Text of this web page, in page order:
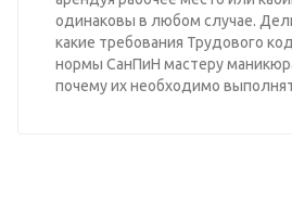
одинаковы в любом случае.
какие требования Трудового
нормы СанПиН мастеру
почему их необходимо